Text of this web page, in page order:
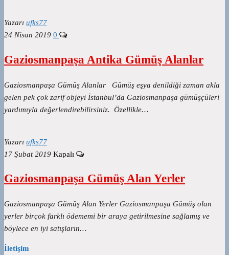
Yazarı ufks77
24 Nisan 2019 0
Gaziosmanpaşa Antika Gümüş Alanlar
Gaziosmanpaşa Gümüş Alanlar Gümüş eşya denildiği zaman akla
gelen pek çok zarif objeyi İstanbul’da Gaziosmanpaşa gümüşçüleri
yardımıyla değerlendirebilirsiniz. Özellikle…
Yazarı ufks77
17 Şubat 2019 Kapalı
Gaziosmanpaşa Gümüş Alan Yerler
Gaziosmanpaşa Gümüş Alan Yerler Gaziosmanpaşa Gümüş olan
yerler birçok farklı ödememi bir araya getirilmesine sağlamış ve
böylece en iyi satışların…
İletişim